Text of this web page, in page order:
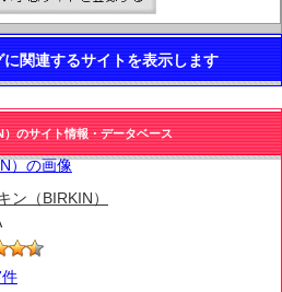
関連するサイトを表示します
のサイト情報・データベース
ン（BIRKIN）